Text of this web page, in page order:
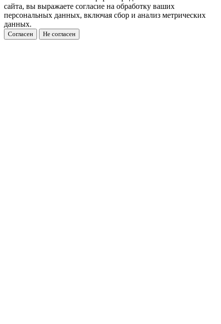
сайта, вы выражаете согласие на обработку ваших
персональных данных, включая сбор и анализ метрических
данных.
Согласен Не согласен